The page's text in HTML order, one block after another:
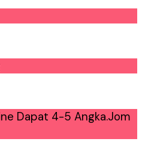
Dapat 4-5 Angka.Jom